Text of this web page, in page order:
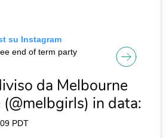
su Instagram
end of term party
da Melbourne
(@melbgirls) in data:
PDT